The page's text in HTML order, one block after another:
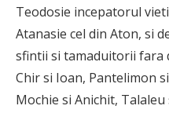
Teodosie incepatorul
Atanasie cel din Aton, si
sfintii si tamaduitorii fara
Chir si Ioan, Pantelimon
Mochie si Anichit,